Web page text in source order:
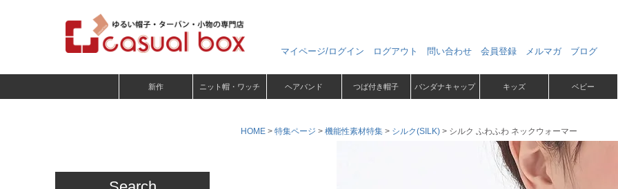
マイページ/ログイン ログアウト 問い合わせ 会員登録 メルマガ ブログ
新作 ニット帽・ワッチ ヘアバンド つば付き帽子 バンダナキャップ キッズ ベビー
HOME 特集ページ 機能性素材特集 シルク(SILK) シルク ふわふわ ネックウォーマー